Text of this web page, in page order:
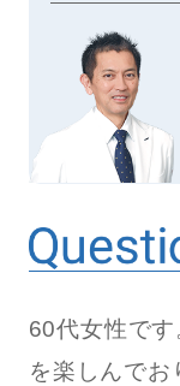
60代女性で
を楽しんで